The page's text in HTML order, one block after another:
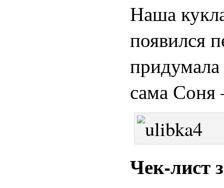
Наша
появился
сама
Чек-лист